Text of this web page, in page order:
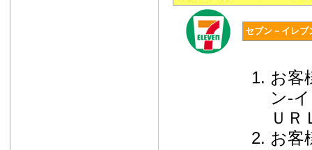
セブン－イレブ
お客
ン-
Ｕ
お客